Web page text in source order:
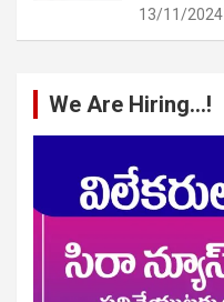
13/11/2024
We Are Hiring…!